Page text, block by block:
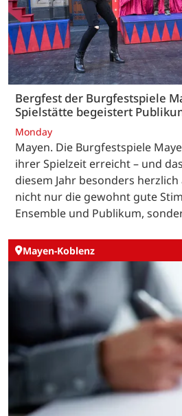
Bergfest der Burgfestspiele
Spielstätte begeistert
Monday
Mayen. Die Burgfestspiele
ihrer Spielzeit erreicht – und
diesem Jahr besonders
nicht nur die gewohnt gute
Ensemble und Publikum,
Mayen-Koblenz